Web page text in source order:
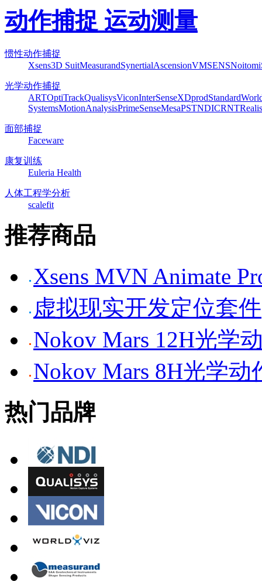
动作捕捉 运动测量
惯性动作捕捉
Xsens3D SuitMeasurandSynertialAscensionVMSENSNoitom
光学动作捕捉
ARTOptiTrackQualisysViconInterSenseXDprodStandard
SystemsMotionAnalysisPrimeSenseMesaPSTNDICRNTRealis
面部捕捉
Faceware
康复训练
Euleria Health
人体工程学分析
scalefit
推荐商品
Xsens MVN Animate
虚拟现实开发定位套件
Nokov Mars 12H光学
Nokov Mars 8H光学动
热门品牌